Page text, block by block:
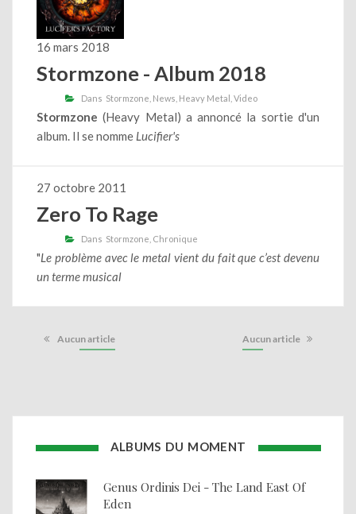
16 mars 2018
Stormzone - Album 2018
Dans Stormzone News Heavy Metal Video
Stormzone (Heavy Metal) a annoncé la sortie d'un
album. Il se nomme Lucifier's
27 octobre 2011
Zero To Rage
Dans Stormzone Chronique
"Le problème avec le metal vient du fait que c’est devenu
un terme musical
Aucun article Aucun article
ALBUMS DU MOMENT
Genus Ordinis Dei - The Land East Of
Eden